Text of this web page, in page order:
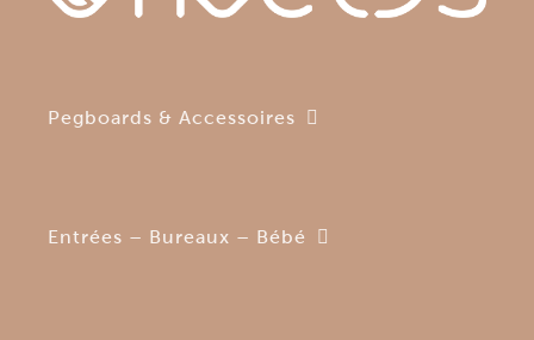
Pegboards & Accessoires
Entrées – Bureaux – Bébé